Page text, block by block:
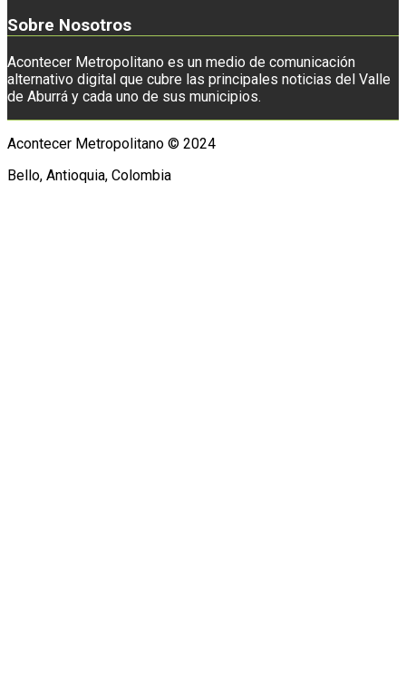
Sobre Nosotros
Acontecer Metropolitano es un medio de comunicación
alternativo digital que cubre las principales noticias del Valle
de Aburrá y cada uno de sus municipios.
Acontecer Metropolitano © 2024
Bello, Antioquia, Colombia